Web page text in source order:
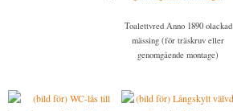
Toalettvred Anno 1890 olackad
mässing (för träskruv eller
genomgående montage)